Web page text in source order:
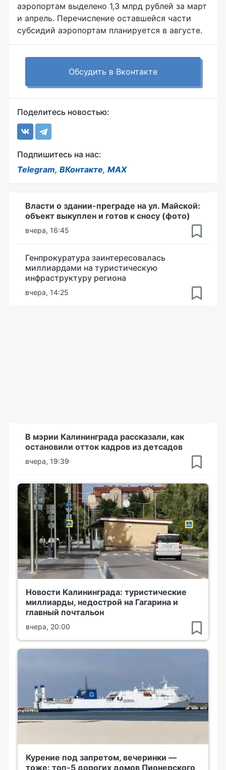
аэропортам выделено 1,3 млрд рублей за март
и апрель. Перечисление оставшейся части
субсидий аэропортам планируется в августе.
Обсудить в Вконтакте
Поделитесь новостью:
Подпишитесь на нас:
Telegram, ВКонтакте, MAX
Власти о здании-преграде на ул. Майской:
объект выкуплен и готов к сносу (фото)
вчера, 16:45
Генпрокуратура заинтересовалась
миллиардами на туристическую
инфраструктуру региона
вчера, 14:25
В мэрии Калининграда рассказали, как
остановили отток кадров из детсадов
вчера, 19:39
Новости Калининграда: туристические
миллиарды, недострой на Гагарина и
главный почтальон
вчера, 20:00
Курение под запретом, вечеринки —
тоже: топ-5 дорогих домов Пионерского